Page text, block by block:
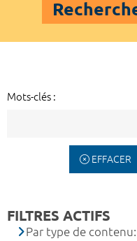
Mots-clés :
EFFACER
FILTRES ACTIFS
Par type de